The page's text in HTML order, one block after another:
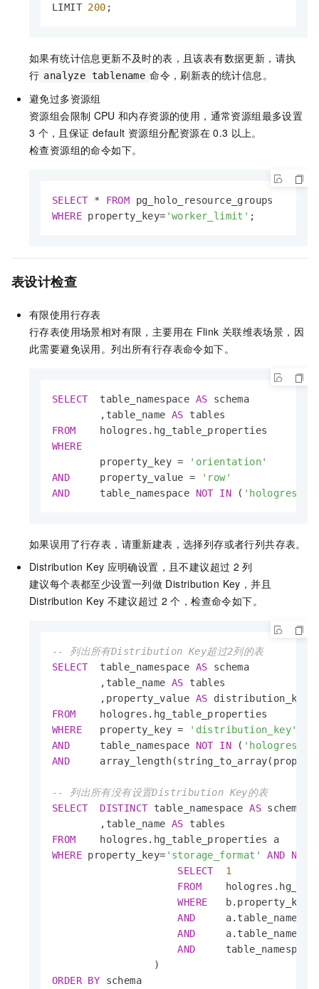
LIMIT 200 ;
如果有统计信息更新不及时的表，且该表有数据更新，请执
行 analyze tablename 命令，刷新表的统计信息。
避免过多资源组
资源组会限制 CPU 和内存资源的使用，通常资源组最多设置
3 个，且保证 default 资源组分配资源在 0.3 以上。
检查资源组的命令如下。
SELECT * FROM
WHERE property_key= 'worker_limit' ;
表设计检查
有限使用行存表
行存表使用场景相对有限，主要用在 Flink 关联维表场景，因
此需要避免误用。列出所有行存表命令如下。
SELECT
  table_namespace
AS schema
        ,table_name
AS
FROM
WHERE
        property_key
=
'orientation'
AND
     property_value
=
'row'
AND
     table_namespace
NOT IN ( 'hologres'
如果误用了行存表，请重新建表，选择列存或者行列共存表。
Distribution Key 应明确设置，且不建议超过 2 列
建议每个表都至少设置一列做 Distribution Key，并且
Distribution Key 不建议超过 2 个，检查命令如下。
-- 列出所有Distribution Key超过2列的表
SELECT
  table_namespace
AS schema
        ,table_name
AS tables
        ,property_value
AS
FROM
WHERE
   property_key
=
'distribution_key'
AND
     table_namespace
NOT IN ( 'hologres'
AND
-- 列出所有没有设置Distribution Key的表
SELECT
DISTINCT table_namespace AS schema
        ,table_name
AS
FROM
WHERE property_key= 'storage_format' AND NOT
SELECT
1
FROM
WHERE
   b.property_key
AND
AND
     a.table_name
AND
ORDER BY schema